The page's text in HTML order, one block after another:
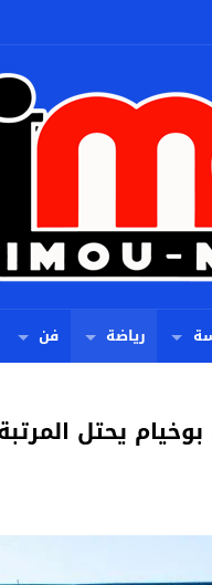
رياضة فن
يحتل